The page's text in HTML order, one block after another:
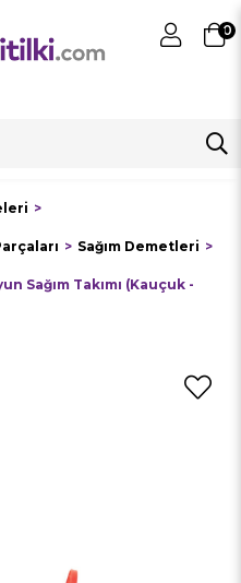
0
Sağım Demetleri
Sağım Takımı (Kauçuk -